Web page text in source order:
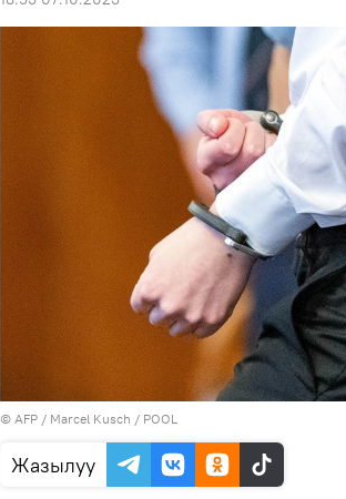
© AFP / Marcel Kusch / POOL
Жазылуу